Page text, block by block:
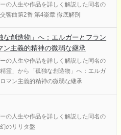
の人生や作品を詳しく解説した同名の
響曲第2番 第4楽章 徹底解剖
な創造物」へ：エルガーとフラン
ン主義的精神の微弱な継承
の人生や作品を詳しく解説した同名の
霊」から「孤独な創造物」へ：エルガ
マン主義的精神の微弱な継承
の人生や作品を詳しく解説した同名の
のリリタ盤